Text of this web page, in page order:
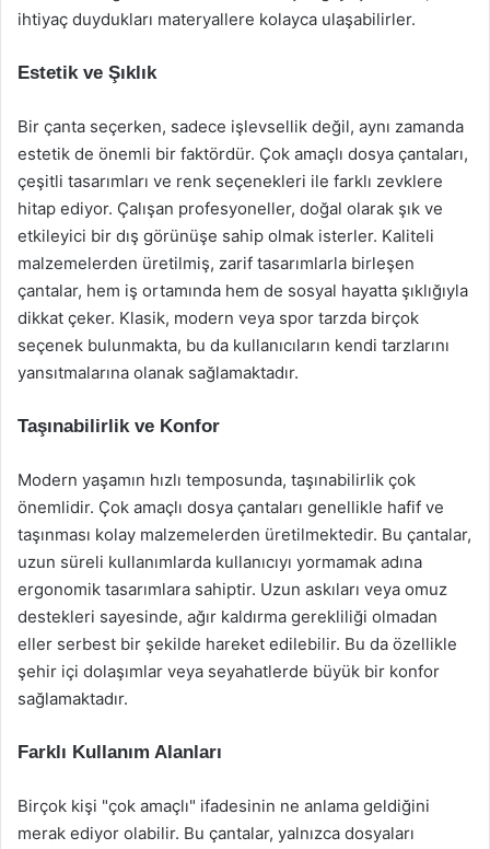
ihtiyaç duydukları materyallere kolayca ulaşabilirler.
Estetik ve Şıklık
Bir çanta seçerken, sadece işlevsellik değil, aynı zamanda
estetik de önemli bir faktördür. Çok amaçlı dosya çantaları,
çeşitli tasarımları ve renk seçenekleri ile farklı zevklere
hitap ediyor. Çalışan profesyoneller, doğal olarak şık ve
etkileyici bir dış görünüşe sahip olmak isterler. Kaliteli
malzemelerden üretilmiş, zarif tasarımlarla birleşen
çantalar, hem iş ortamında hem de sosyal hayatta şıklığıyla
dikkat çeker. Klasik, modern veya spor tarzda birçok
seçenek bulunmakta, bu da kullanıcıların kendi tarzlarını
yansıtmalarına olanak sağlamaktadır.
Taşınabilirlik ve Konfor
Modern yaşamın hızlı temposunda, taşınabilirlik çok
önemlidir. Çok amaçlı dosya çantaları genellikle hafif ve
taşınması kolay malzemelerden üretilmektedir. Bu çantalar,
uzun süreli kullanımlarda kullanıcıyı yormamak adına
ergonomik tasarımlara sahiptir. Uzun askıları veya omuz
destekleri sayesinde, ağır kaldırma gerekliliği olmadan
eller serbest bir şekilde hareket edilebilir. Bu da özellikle
şehir içi dolaşımlar veya seyahatlerde büyük bir konfor
sağlamaktadır.
Farklı Kullanım Alanları
Birçok kişi "çok amaçlı" ifadesinin ne anlama geldiğini
merak ediyor olabilir. Bu çantalar, yalnızca dosyaları